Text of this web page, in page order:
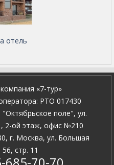
отель
«7-тур»
PTO 017430
поле", ул.
2-ой этаж, офис №210
г. Москва, ул. Большая
стр. 11